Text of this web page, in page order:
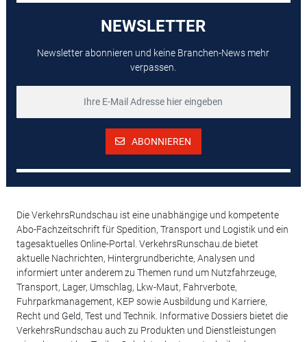
NEWSLETTER
Newsletter abonnieren und keine Branchen-News mehr
verpassen.
ABONNIEREN
Die VerkehrsRundschau ist eine unabhängige und kompetente
Abo-Fachzeitschrift für Spedition, Transport und Logistik und ein
tagesaktuelles Online-Portal. VerkehrsRunschau.de bietet
aktuelle Nachrichten, Hintergrundberichte, Analysen und
informiert unter anderem zu Themen rund um Nutzfahrzeuge,
Transport, Lager, Umschlag, Lkw-Maut, Fahrverbote,
Fuhrparkmanagement, KEP sowie Ausbildung und Karriere,
Recht und Geld, Test und Technik. Informative Dossiers bietet die
VerkehrsRundschau auch zu Produkten und Dienstleistungen